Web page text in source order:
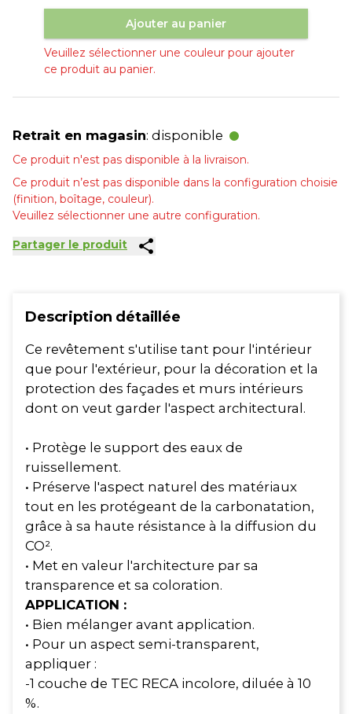
Ajouter au panier
Veuillez sélectionner une couleur pour ajouter
ce produit au panier.
Retrait en magasin: disponible
Ce produit n'est pas disponible à la livraison.
Ce produit n’est pas disponible dans la configuration choisie
(finition, boîtage, couleur).
Veuillez sélectionner une autre configuration.
Partager le produit share
Description détaillée
Ce revêtement s'utilise tant pour l'intérieur
que pour l'extérieur, pour la décoration et la
protection des façades et murs intérieurs
dont on veut garder l'aspect architectural.
• Protège le support des eaux de
ruissellement.
• Préserve l'aspect naturel des matériaux
tout en les protégeant de la carbonatation,
grâce à sa haute résistance à la diffusion du
CO².
• Met en valeur l'architecture par sa
transparence et sa coloration.
APPLICATION :
• Bien mélanger avant application.
• Pour un aspect semi-transparent,
appliquer :
-1 couche de TEC RECA incolore, diluée à 10
%.